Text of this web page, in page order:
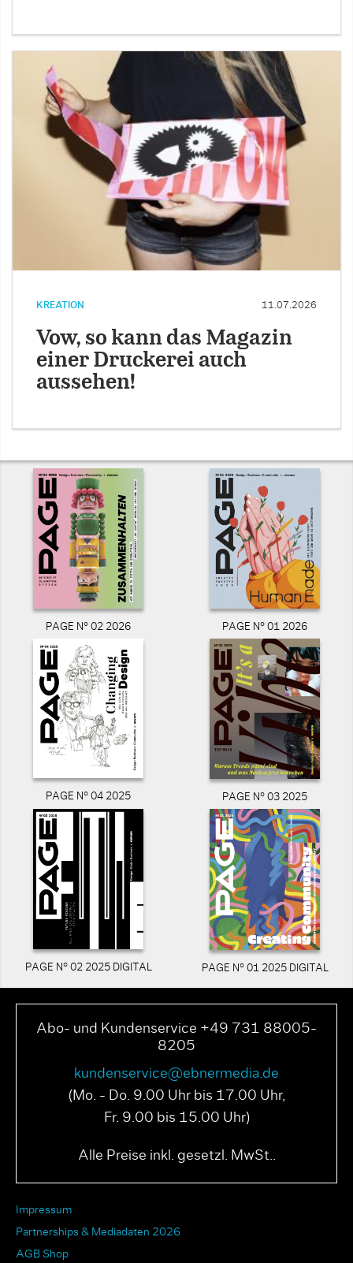
KREATION 11.07.2026
Vow, so kann das Magazin
einer Druckerei auch
aussehen!
PAGE N° 02 2026 PAGE N° 01 2026
PAGE N° 04 2025 PAGE N° 03 2025
PAGE N° 02 2025 DIGITAL PAGE N° 01 2025 DIGITAL
Abo- und Kundenservice +49 731 88005-
8205
kundenservice@ebnermedia.de
(Mo. - Do. 9.00 Uhr bis 17.00 Uhr,
Fr. 9.00 bis 15.00 Uhr)
Alle Preise inkl. gesetzl. MwSt..
Impressum
Partnerships & Mediadaten 2026
AGB Shop